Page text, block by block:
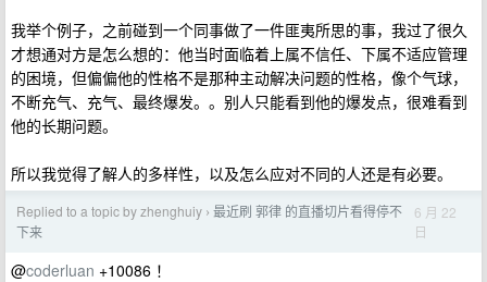
我举个例子，之前碰到一个同事做了一件匪夷所思的事，我过了很久
才想通对方是怎么想的：他当时面临着上属不信任、下属不适应管理
的困境，但偏偏他的性格不是那种主动解决问题的性格，像个气球，
不断充气、充气、最终爆发。。别人只能看到他的爆发点，很难看到
他的长期问题。
所以我觉得了解人的多样性，以及怎么应对不同的人还是有必要。
Replied to a topic by zhenghuiy › 最近刷 郭律 的直播切片看得停不
下来
6 月 22
日
@coderluan +10086 ！